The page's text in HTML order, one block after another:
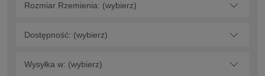
Rozmiar Rzemienia: (wybierz)
Dostępność: (wybierz)
Wysyłka w: (wybierz)